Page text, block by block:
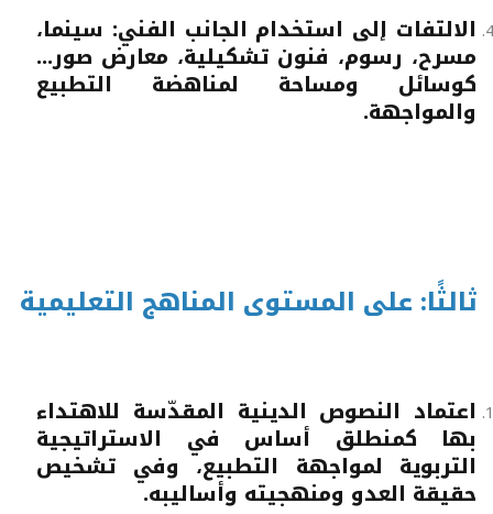
الالتفات إلى استخدام الجانب الفني: سينما،
مسرح، رسوم، فنون تشكيلية، معارض صور...
كوسائل ومساحة لمناهضة التطبيع
والمواجهة.
ثالثًا: على المستوى المناهج التعليمية
اعتماد النصوص الدينية المقدّسة للاهتداء
بها كمنطلق أساس في الاستراتيجية
التربوية لمواجهة التطبيع، وفي تشخيص
حقيقة العدو ومنهجيته وأساليبه.